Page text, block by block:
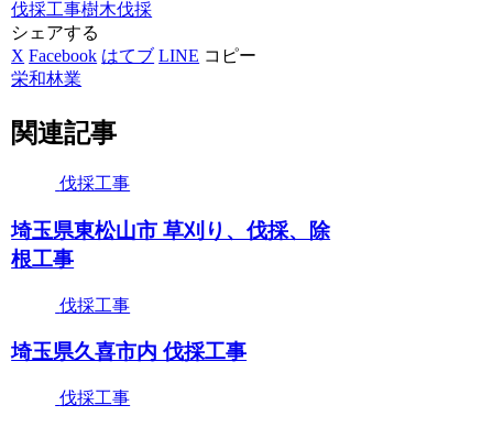
伐採工事樹木伐採
シェアする
X Facebook はてブ LINE コピー
栄和林業
関連記事
伐採工事
埼玉県東松山市 草刈り、伐採、除
根工事
伐採工事
埼玉県久喜市内 伐採工事
伐採工事